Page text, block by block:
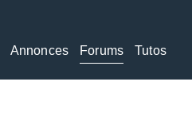
Annonces Forums Tutos